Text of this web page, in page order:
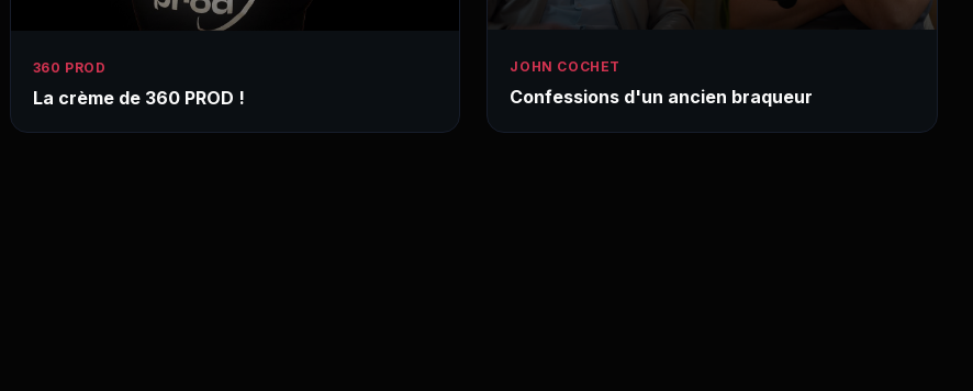
360 PROD
La crème de 360 PROD !
JOHN COCHET
Confessions d'un ancien braqueur